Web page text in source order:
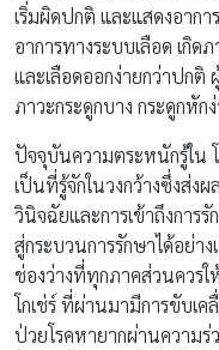
เริ่มผิดปกติ และแสดงอาก
อาการทางระบบเลือด เกิด
และเลือดออกง่ายกว่าปกติ
ภาวะกระดูกบาง กระดูกหัก
ปัจจุบันความตระหนักรู้ใน
เป็นที่รู้จักในวงกว้างซึ่งส่ง
วินิจฉัยและการเข้าถึงการ
สู่กระบวนการรักษาได้อย่า
ช่องว่างที่ทุกภาคส่วนควรใ
โกเช่ร์ ที่ผ่านมามีการขับเ
ป่วยโรคหายากผ่านความ